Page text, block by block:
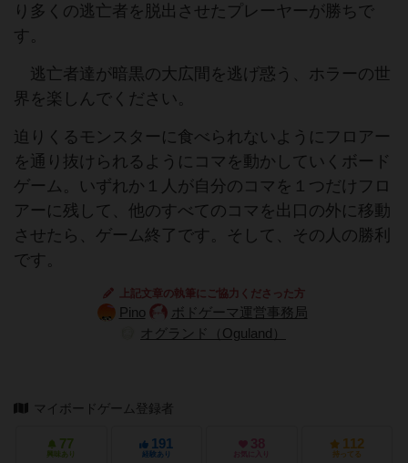
り多くの逃亡者を脱出させたプレーヤーが勝ちで
す。
逃亡者達が暗黒の大広間を逃げ惑う、ホラーの世
界を楽しんでください。
迫りくるモンスターに食べられないようにフロアー
を通り抜けられるようにコマを動かしていくボード
ゲーム。いずれか１人が自分のコマを１つだけフロ
アーに残して、他のすべてのコマを出口の外に移動
させたら、ゲーム終了です。そして、その人の勝利
です。
上記文章の執筆にご協力くださった方
Pino
ボドゲーマ運営事務局
オグランド（Oguland）
マイボードゲーム登録者
77
興味あり
191
経験あり
38
お気に入り
112
持ってる